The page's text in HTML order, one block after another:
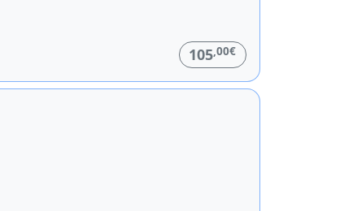
105 ,00€